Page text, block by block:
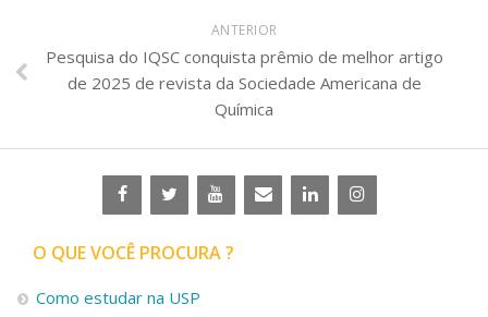
ANTERIOR
Pesquisa do IQSC conquista prêmio de melhor artigo
de 2025 de revista da Sociedade Americana de
Química
O QUE VOCÊ PROCURA ?
Como estudar na USP